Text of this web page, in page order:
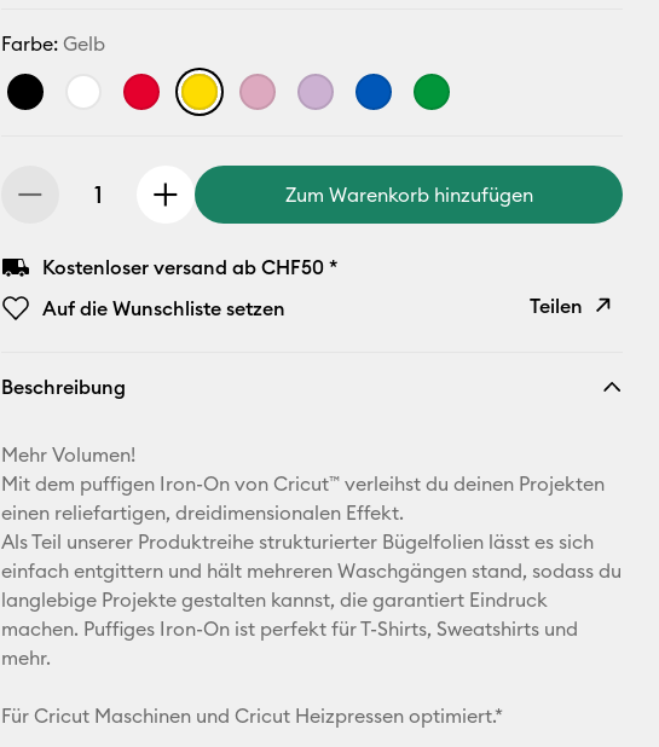
Farbe:Gelb
Zum Warenkorb hinzufügen
Kostenloser versand ab CHF50 *
Auf die Wunschliste setzen
Teilen
Adresse
Pinterest
Facebook
Beschreibung
Mehr Volumen!
Mit dem puffigen Iron-On von Cricut™ verleihst du deinen Projekten
einen reliefartigen, dreidimensionalen Effekt.
Als Teil unserer Produktreihe strukturierter Bügelfolien lässt es sich
einfach entgittern und hält mehreren Waschgängen stand, sodass du
langlebige Projekte gestalten kannst, die garantiert Eindruck
machen. Puffiges Iron-On ist perfekt für T-Shirts, Sweatshirts und
mehr.
Für Cricut Maschinen und Cricut Heizpressen optimiert.*